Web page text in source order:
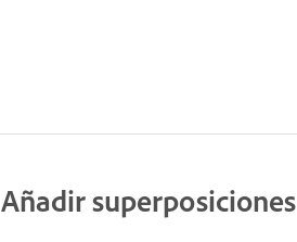
Añadir superposiciones